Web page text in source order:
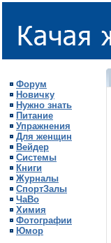
Форум
Новичку
Нужно знать
Питание
Упражнения
Для женщин
Вейдер
Системы
Книги
Журналы
СпортЗалы
ЧаВо
Химия
Фотографии
Юмор